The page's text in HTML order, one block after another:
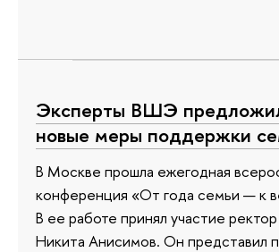
Эксперты ВШЭ
новые меры поддержки
В Москве прошла ежегодная
конференция «От года семьи — к
В ее работе принял участие
Никита Анисимов. Он представил